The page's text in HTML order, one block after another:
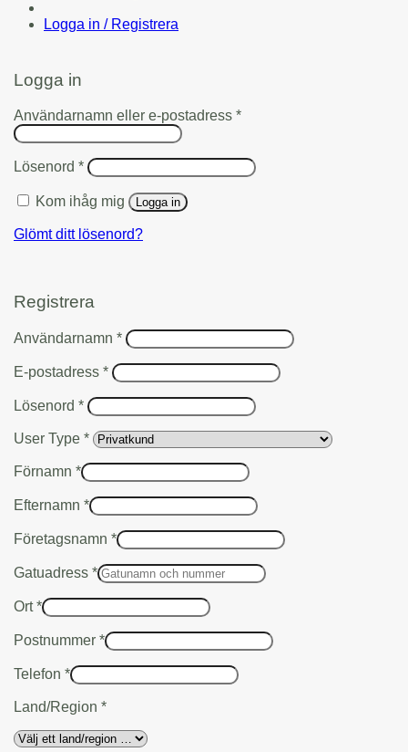
Logga in / Registrera
Logga in
Användarnamn eller e-postadress *Obligatoriskt
Lösenord *Obligatoriskt
Kom ihåg mig Logga in
Glömt ditt lösenord?
Registrera
Användarnamn *Obligatoriskt
E-postadress *Obligatoriskt
Lösenord *Obligatoriskt
User Type *
Förnamn *
Efternamn *
Företagsnamn *
Gatuadress *
Ort*
Postnummer *
Telefon *
Land/Region *